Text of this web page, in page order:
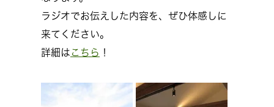
ラジオでお伝えした内容を、ぜひ体感しに
来てください。
詳細は こちら ！